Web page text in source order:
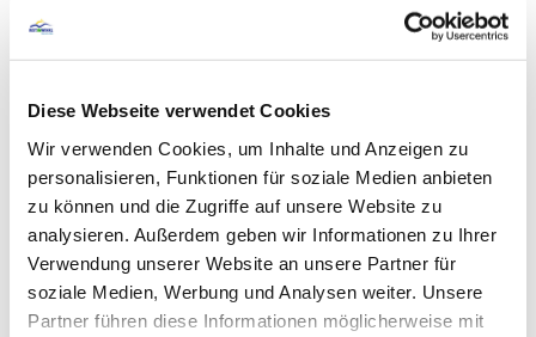
Diese Webseite verwendet Cookies
Wir verwenden Cookies, um Inhalte und Anzeigen zu
personalisieren, Funktionen für soziale Medien anbieten
zu können und die Zugriffe auf unsere Website zu
analysieren. Außerdem geben wir Informationen zu Ihrer
Verwendung unserer Website an unsere Partner für
soziale Medien, Werbung und Analysen weiter. Unsere
Partner führen diese Informationen möglicherweise mit
83242 Reit im Winkl
spielt das Stück "Club der
Pantoffelhelden". Einlass ab 18:30
Uhr. Kartenvorverkauf in der
Tourist Info - Reit im…
MEHR ERFAHREN